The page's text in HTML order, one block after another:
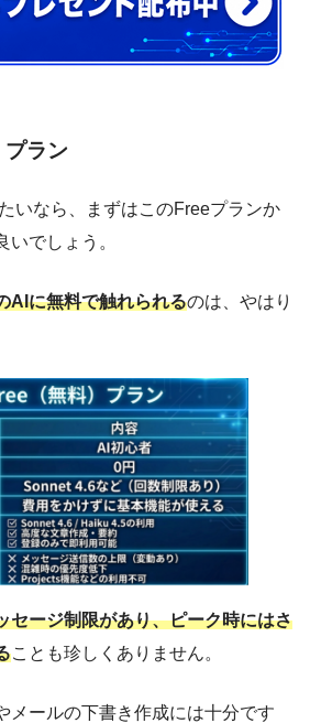
ラン
いなら、まずはこのFreeプランか
いでしょう。
AIに無料で触れられるのは、やはり
セージ制限があり、ピーク時にはさ
ことも珍しくありません。
メールの下書き作成には十分です